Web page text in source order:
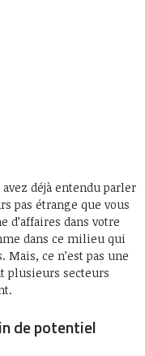
déjà entendu parler
pas étrange que vous
d’affaires dans votre
dans ce milieu qui
ce n’est pas une
plusieurs secteurs
de potentiel